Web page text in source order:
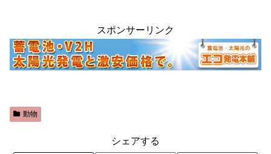
スポンサーリンク
動物
シェアする